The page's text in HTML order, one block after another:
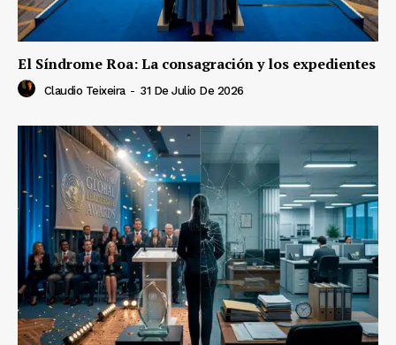
El Síndrome Roa: La consagración y los expedientes
Claudio Teixeira - 31 De Julio De 2026